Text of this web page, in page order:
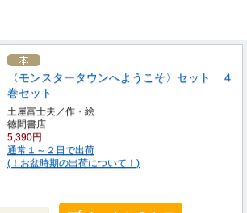
〈モンスタータウンへようこそ〉セット ４
巻セット
土屋富士夫／作・絵
徳間書店
5,390円
通常１～２日で出荷
(！お盆時期の出荷について！)